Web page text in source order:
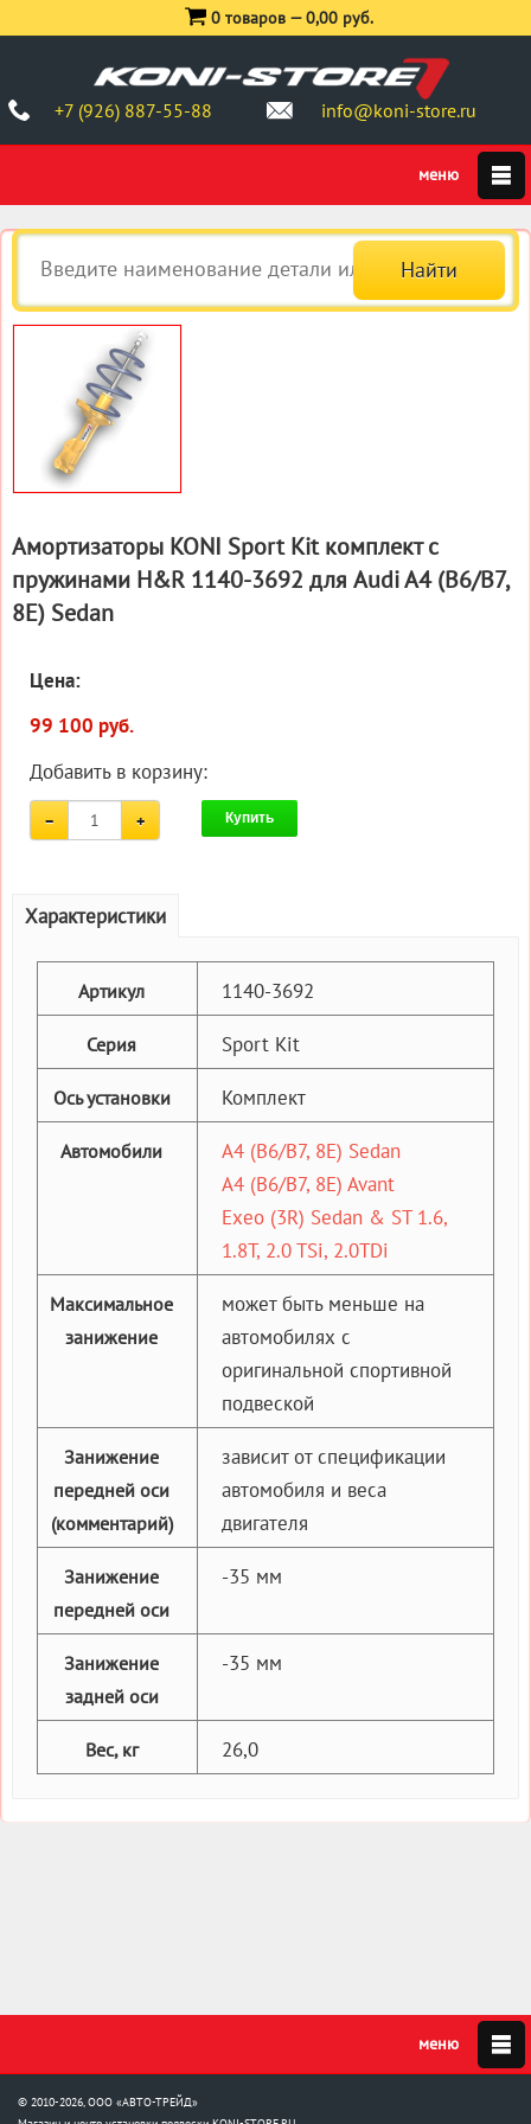
+7 (926) 887-55-88 info@koni-store.ru
0 товаров —0,00 руб.
Амортизаторы KONI Sport Kit комплект c
пружинами H&R 1140-3692 для Audi A4 (B6/B7,
8E) Sedan
Цена:
99 100 руб.
Добавить в корзину:
Купить
Характеристики
Артикул 1140-3692
Серия Sport Kit
Ось установки Комплект
Автомобили
A4 (B6/B7, 8E) Sedan
A4 (B6/B7, 8E) Avant
Exeo (3R) Sedan & ST 1.6,
1.8T, 2.0 TSi, 2.0TDi
Максимальное
занижение
может быть меньше на
автомобилях с
оригинальной спортивной
подвеской
Занижение
передней оси
(комментарий)
зависит от спецификации
автомобиля и веса
двигателя
Занижение
передней оси
-35 мм
Занижение
задней оси
-35 мм
Вес, кг 26,0
© 2010-2026, ООО «АВТО-ТРЕЙД»